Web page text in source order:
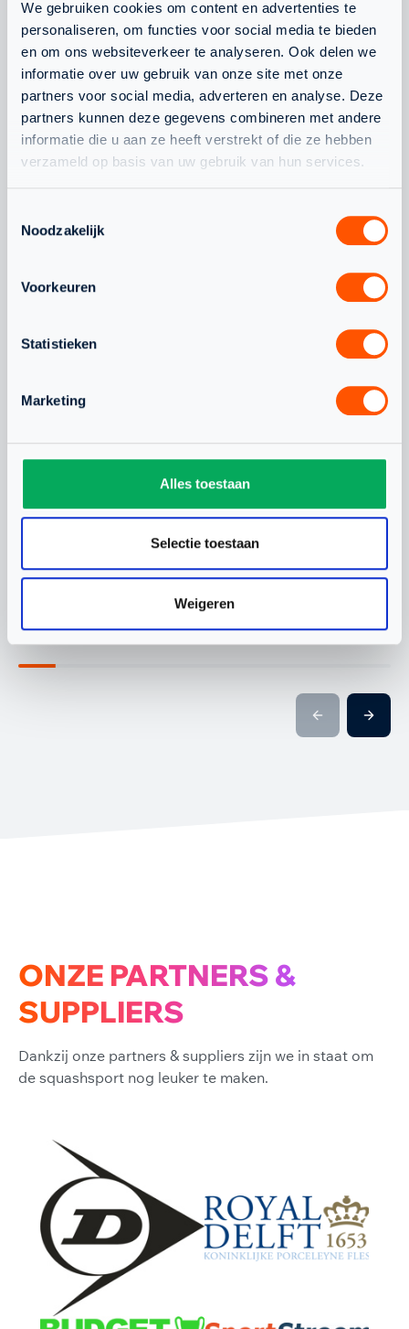
We gebruiken cookies om content en advertenties te
personaliseren, om functies voor social media te bieden
en om ons websiteverkeer te analyseren. Ook delen we
informatie over uw gebruik van onze site met onze
partners voor social media, adverteren en analyse. Deze
partners kunnen deze gegevens combineren met andere
informatie die u aan ze heeft verstrekt of die ze hebben
verzameld op basis van uw gebruik van hun services.
Noodzakelijk
Voorkeuren
Statistieken
Marketing
Alles toestaan
Selectie toestaan
Weigeren
OOK
INTERESSANT
OM TE LEZEN
WAT SPEELT ER NOG MEER
JEUGD
WAARDEVOLLE WK-
ERVARING VOOR
NEDERLANDS TEAM
NLTEAM
CHANEL
ONZE PARTNERS &
SUPPLIERS
Dankzij onze partners & suppliers zijn we in staat om
de squashsport nog leuker te maken.